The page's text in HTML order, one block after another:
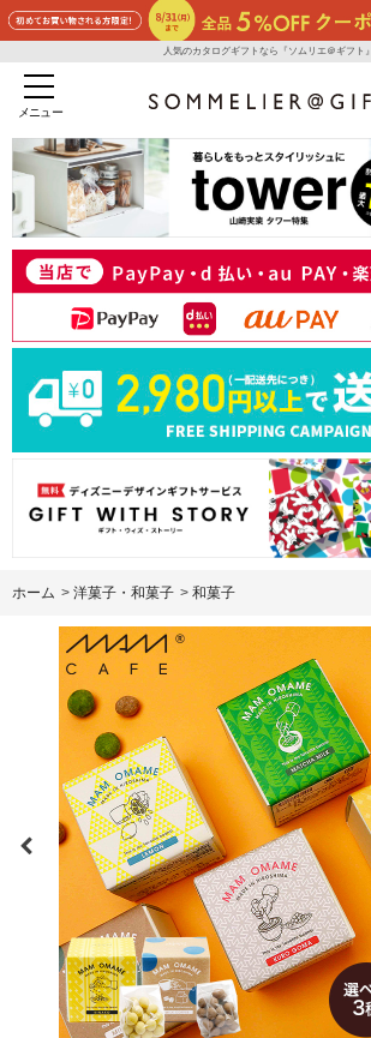
人気のカタログギフトなら『ソムリエ＠ギフト』
メニュー
ホーム > 洋菓子・和菓子 > 和菓子